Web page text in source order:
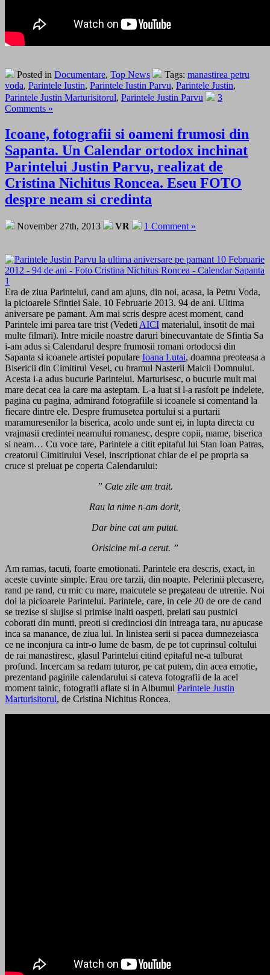
Posted in Documentare, Top News Tags: manastirea petru
voda, Parintele Iustin, Parintele Iustin Parvu, Parintele Justin,
Parintele Justin Marturisitorul, Parintele Justin Parvu
3
Comments »
Icoane, fotografii si oameni frumosi din
Sapanta. Un Calendar ortodox inchinat
Parintelui Justin Parvu, realizat de
Cristina Nichitus Roncea. Eseu FOTO
despre neam si credinta
November 27th, 2013 VR 1 Comment »
Era de ziua Parintelui, cand am ajuns, din noi, acasa, la Petru Voda,
la picioarele Sfintiei Sale. 10 Februarie 2013. 94 de ani. Ultima
aniversare pe pamant. Am mai scris despre acest moment, cand
Parintele imi parea tare trist (Vedeti AICI materialul, insotit de mai
multe filmari). Intre micile noastre daruri binecuvantate de Sfintia Sa
i-am adus si Calendarul despre frumosii romani ortodocsi din
Sapanta si icoanele artistei populare Ioana Lutai, doamna preoteasa a
Bisericii din Cimitirul Vesel, cu hramul Nasterii Maicii Domnului.
Acesta i-a adus bucurie Parintelui. Marturisesc, o bucurie mult mai
mare decat cea la care ma asteptam. L-a luat si l-a rasfoit pe indelete,
pagina cu pagina, admirand fotografiile si icoanele si comentand la
fiecare dintre ele. Despre frumusetea portului si a purtarii
maramuresenilor la biserica, acolo unde sunt ei, in lupta directa cu
vrajmasii credintei neamului romanesc, despre copii, mame, biserica
si neam… Cu voce tare, Parintele a citit epitaful lui Stan Ioan Patras,
creatorul Cimitirului Vesel, inscriptionat chiar de el pe propria sa
cruce si preluat pe coperta Calendarului:
” Cate zile am trait.
Rau la nime n-am dorit,
Dar bine cat am putut.
Orisicine mi-a cerut. ”
Am ramas, tacuti, foarte emotionati. Parintele era descris, exact, in
aceste cuvinte simple. Erau ore tarzii, din noapte. Pelerinii plecasere,
rand pe rand, cu mic cu mare, maicutele se pregateau de utrenie. Noi
doi la picioarele Parintelui. Parintele, care, in cele 20 de ore de cand
se trezise si slujise si primise inalti oaspeti, prelati sau pustnici
coborati din munti, preoti si credinciosi din intreaga tara, nu apucase
inca sa manance, de ziua lui. In linistea serii si pacea dumnezeiasca
ce ne inconjura ca intr-o lume de basm, de pe tot cuprinsul coltului
de rai manastiresc, glasul Parintelui citind epitaful ne-a tulburat
profund. Incercam sa redam tuturor, pe cat putem, din acea emotie,
prezentand paginile calendarului si cateva fotografii de la acel
moment tainic, fotografii aflate si in Albumul Parintele Justin
Marturisitorul, de Cristina Nichitus Roncea.